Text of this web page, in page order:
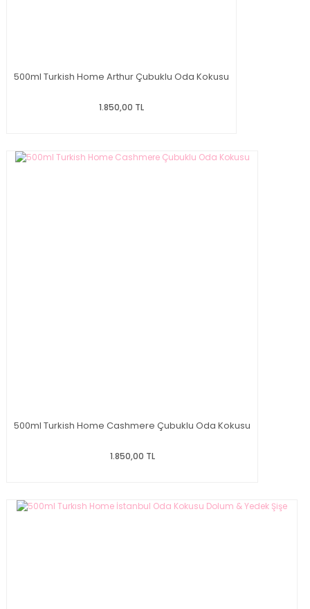
500ml Turkish Home Arthur Çubuklu Oda Kokusu
1.850,00 TL
500ml Turkish Home Cashmere Çubuklu Oda Kokusu
1.850,00 TL